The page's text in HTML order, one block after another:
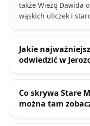
także Wieżę Dawida
wąskich uliczek i
Jakie
odwiedzić w
Co skrywa Stare
można tam